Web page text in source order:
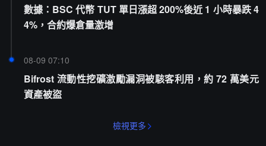
數據：BSC 代幣 TUT 單日漲超 200%後近 1 小時暴跌 4
4%，合約爆倉量激增
08-09 07:10
Bifrost 流動性挖礦激勵漏洞被駭客利用，約 72 萬美元
資產被盜
檢視更多